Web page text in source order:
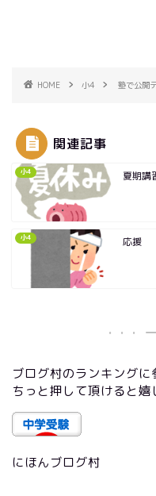
HOME 小4 塾で公開
関連記事
小4 夏期講
小4 応援
ブログ村のランキング
ちっと押して頂けると嬉
にほんブログ村